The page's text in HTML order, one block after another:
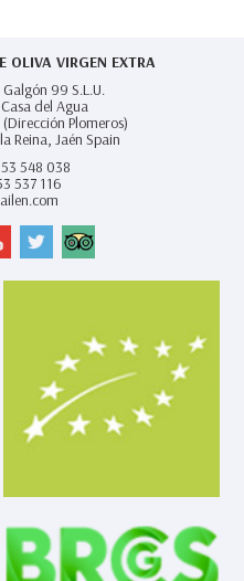
OLIVA VIRGEN EXTRA
99 S.L.U.
del Agua
Plomeros)
Reina, Jaén Spain
548 038
537 116